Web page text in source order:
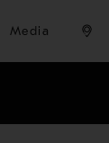
Media